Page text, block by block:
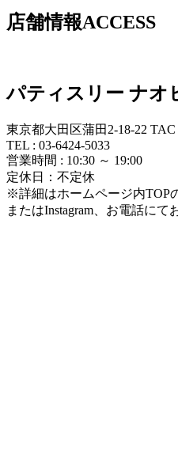
店舗情報ACCESS
パティスリー ナオ
東京都大田区蒲田2-18-22
TEL : 03-6424-5033
営業時間 : 10:30 ～ 19:00
定休日：不定休
※詳細はホームページ内TOP
またはInstagram、お電話にて